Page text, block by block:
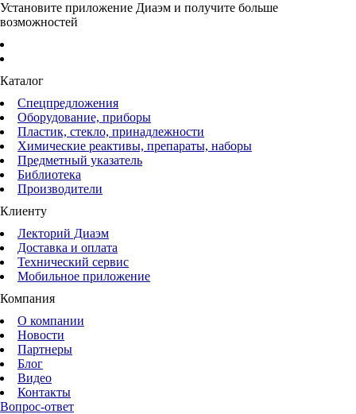
Установите приложение Диаэм и получите больше
возможностей
Каталог
Спецпредложения
Оборудование, приборы
Пластик, стекло, принадлежности
Химические реактивы, препараты, наборы
Предметный указатель
Библиотека
Производители
Клиенту
Лекторий Диаэм
Доставка и оплата
Технический сервис
Мобильное приложение
Компания
О компании
Новости
Партнеры
Блог
Видео
Контакты
Вопрос-ответ